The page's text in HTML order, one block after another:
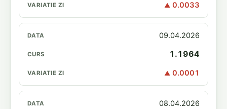
▲ 0.0033
09.04.2026
1.1964
▲ 0.0001
08.04.2026